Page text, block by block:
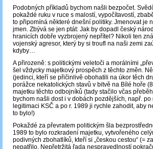
Podobných příkladů bychom našli bezpočet.
pokaždé ruku v ruce s malostí, vypočítavostí,
to připomíná některé dnešní politiky. Jmenovat je
jmen. Zbývá se jen ptát: Jak by dopadl český
hranicích dobře vyzbrojený nepřítel? Nikoli ten
vojenský agresor, který by si troufl na naši zemi
kdyby…
A přirozeně: s politickými veletoči a morálními
šel vždycky majetkový prospěch z těchto změn.
(jedinci, kteří se přičinlivě obohatili na úkor těch
porážce nekatolických stavů v bitvě na Bílé hoře
majetku těchto odbojníků (tady stačilo včas
bychom našli dost i v dobách pozdějších, např.
legitimaci KSČ a po r. 1989 ji rychle zahodit, aby
to bylo!)
Pokaždé za převratem politickým šla
1989 to bylo rozkradení majetku, vytvořeného
podivných zbohatlíků, kteří si „českou cestou“ (=
nepatřilo. Nepřetržitá řada nespravedlností